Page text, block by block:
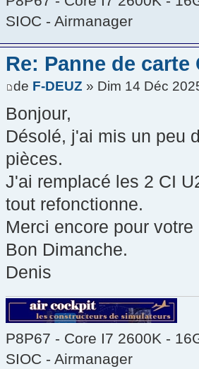
SIOC - Airmanager
Re: Panne de
de F-DEUZ » Dim 14 Déc
Bonjour,
Désolé, j'ai mis un peu
pièces.
J'ai remplacé les 2 CI
tout refonctionne.
Merci encore pour votre
Bon Dimanche.
Denis
P8P67 - Core I7 2600K -
SIOC - Airmanager